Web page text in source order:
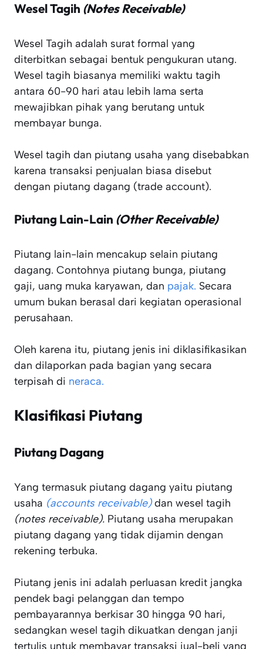
Wesel Tagih (Notes Receivable)
Wesel Tagih adalah surat formal yang
diterbitkan sebagai bentuk pengukuran utang.
Wesel tagih biasanya memiliki waktu tagih
antara 60-90 hari atau lebih lama serta
mewajibkan pihak yang berutang untuk
membayar bunga.
Wesel tagih dan piutang usaha yang disebabkan
karena transaksi penjualan biasa disebut
dengan piutang dagang (trade account).
Piutang Lain-Lain (Other Receivable)
Piutang lain-lain mencakup selain piutang
dagang. Contohnya piutang bunga, piutang
gaji, uang muka karyawan, dan pajak. Secara
umum bukan berasal dari kegiatan operasional
perusahaan.
Oleh karena itu, piutang jenis ini diklasifikasikan
dan dilaporkan pada bagian yang secara
terpisah di neraca.
Klasifikasi Piutang
Piutang Dagang
Yang termasuk piutang dagang yaitu piutang
usaha (accounts receivable)dan wesel tagih
(notes receivable). Piutang usaha merupakan
piutang dagang yang tidak dijamin dengan
rekening terbuka.
Piutang jenis ini adalah perluasan kredit jangka
pendek bagi pelanggan dan tempo
pembayarannya berkisar 30 hingga 90 hari,
sedangkan wesel tagih dikuatkan dengan janji
tertulis untuk membayar transaksi jual-beli yang